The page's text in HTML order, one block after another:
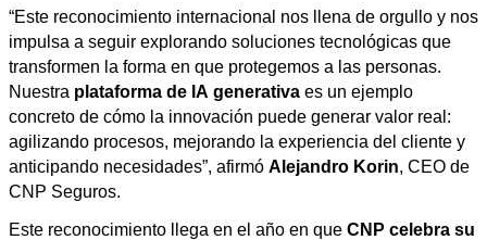
“Este reconocimiento internacional nos llena de orgullo y nos
impulsa a seguir explorando soluciones tecnológicas que
transformen la forma en que protegemos a las personas.
Nuestra plataforma de IA generativa es un ejemplo
concreto de cómo la innovación puede generar valor real:
agilizando procesos, mejorando la experiencia del cliente y
anticipando necesidades”, afirmó Alejandro Korin, CEO de
CNP Seguros.
Este reconocimiento llega en el año en que CNP celebra su